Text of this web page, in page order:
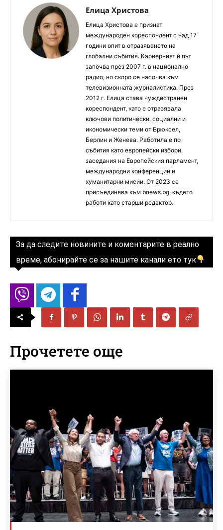
Елица Христова
Елица Христова е признат
международен кореспондент с над 17
години опит в отразяването на
глобални събития. Кариерният ѝ път
започва през 2007 г. в национално
радио, но скоро се насочва към
телевизионната журналистика. През
2012 г. Елица става чуждестранен
кореспондент, като е отразявала
ключови политически, социални и
икономически теми от Брюксел,
Берлин и Женева. Работила е по
събития като европейски избори,
заседания на Европейския парламент,
международни конференции и
хуманитарни мисии. От 2023 се
присъединява към bnews.bg, където
работи като старши редактор.
За да следите новините и коментарите в реално
време, абонирайте се за нашите канали ето тук
Прочетете още